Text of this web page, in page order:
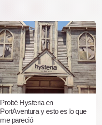
Probé Hysteria en
PortAventura y esto es lo que
me pareció